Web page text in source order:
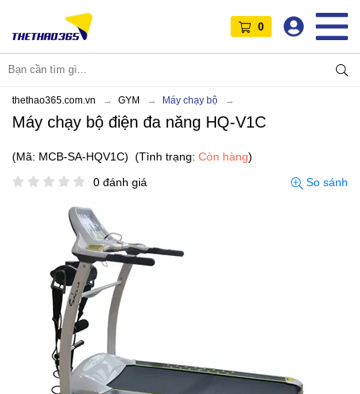
0
thethao365.com.vn GYM Máy chạy bộ
Máy chạy bộ điện đa năng HQ-V1C
(Mã: MCB-SA-HQV1C) (Tình trạng: Còn hàng)
0 đánh giá
So sánh